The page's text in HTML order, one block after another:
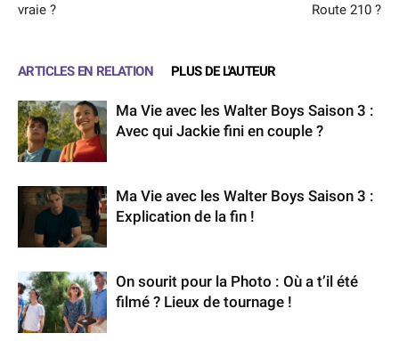
vraie ?
Route 210 ?
ARTICLES EN RELATION PLUS DE L'AUTEUR
Ma Vie avec les Walter Boys Saison 3 :
Avec qui Jackie fini en couple ?
Ma Vie avec les Walter Boys Saison 3 :
Explication de la fin !
On sourit pour la Photo : Où a t’il été
filmé ? Lieux de tournage !